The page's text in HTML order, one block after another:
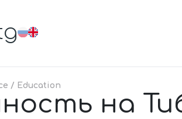
/ Education
на